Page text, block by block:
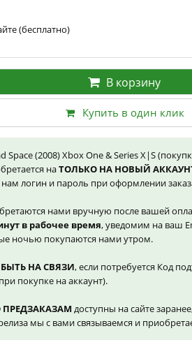
(бесплатно)
В корзину
Купить в один клик
Space (2008) Xbox One & Series X|S
наТОЛЬКО НА НОВЫЙ
нам логин и пароль при оформлении
нами вручную после вашей
в рабочее время, уведомим на ваш
ночью покупаются нами утром.
НА СВЯЗИ, если потребуется Код
покупке на аккаунт).
ПРЕДЗАКАЗАМ доступны на сайте
мы с вами связываемся и